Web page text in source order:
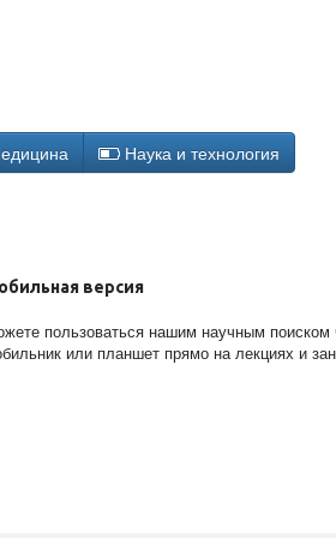
Наука и технология
версия
пользоваться нашим научным поиском
или планшет прямо на лекциях и